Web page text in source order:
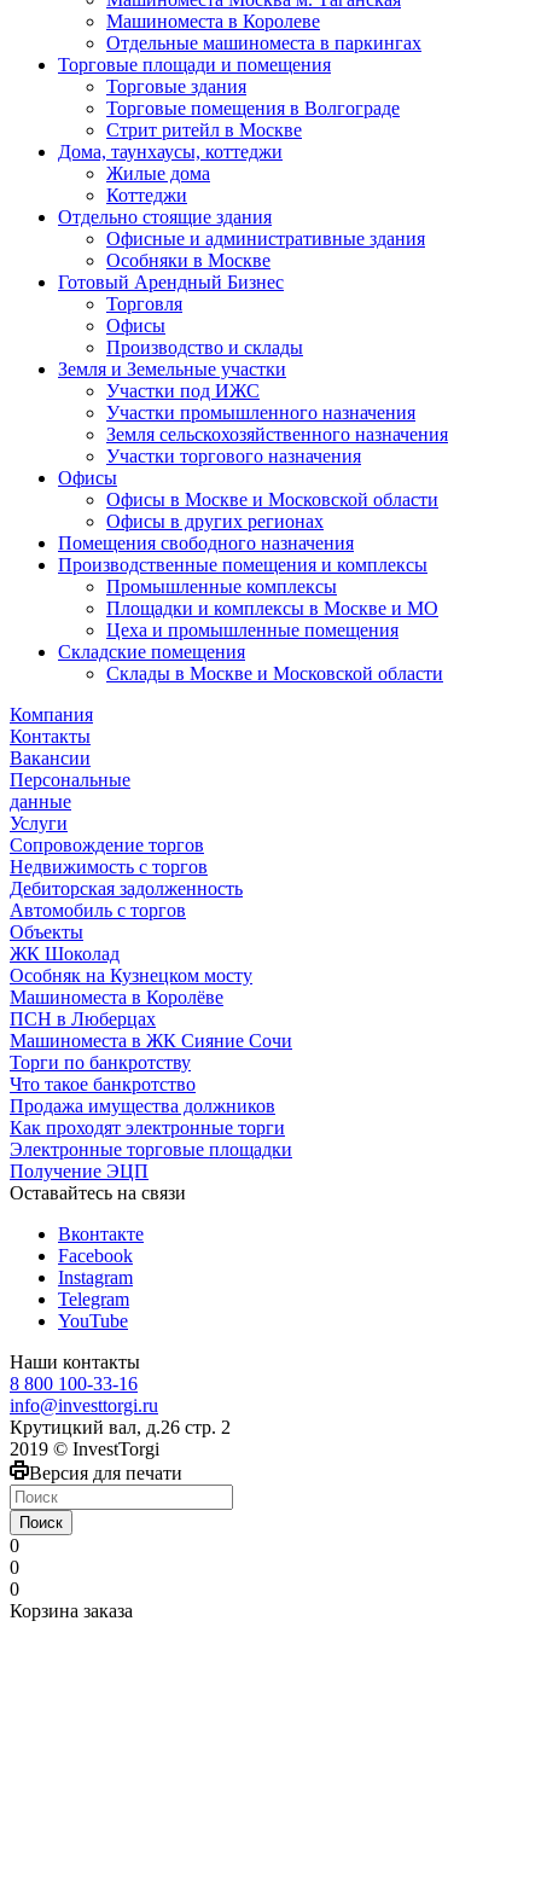
Машиноместа в Королеве
Отдельные машиноместа в паркингах
Торговые площади и помещения
Торговые здания
Торговые помещения в Волгограде
Стрит ритейл в Москве
Дома, таунхаусы, коттеджи
Жилые дома
Коттеджи
Отдельно стоящие здания
Офисные и административные здания
Особняки в Москве
Готовый Арендный Бизнес
Торговля
Офисы
Производство и склады
Земля и Земельные участки
Участки под ИЖС
Участки промышленного назначения
Земля сельскохозяйственного назначения
Участки торгового назначения
Офисы
Офисы в Москве и Московской области
Офисы в других регионах
Помещения свободного назначения
Производственные помещения и комплексы
Промышленные комплексы
Площадки и комплексы в Москве и МО
Цеха и промышленные помещения
Складские помещения
Склады в Москве и Московской области
Компания
Контакты
Вакансии
Персональные
данные
Услуги
Сопровождение торгов
Недвижимость с торгов
Дебиторская задолженность
Автомобиль с торгов
Объекты
ЖК Шоколад
Особняк на Кузнецком мосту
Машиноместа в Королёве
ПСН в Люберцах
Машиноместа в ЖК Сияние Сочи
Торги по банкротству
Что такое банкротство
Продажа имущества должников
Как проходят электронные торги
Электронные торговые площадки
Получение ЭЦП
Оставайтесь на связи
Вконтакте
Facebook
Instagram
Telegram
YouTube
Наши контакты
8 800 100-33-16
info@investtorgi.ru
Крутицкий вал, д.26 стр. 2
2019 © InvestTorgi
Версия для печати
Поиск
0
0
0
Корзина заказа